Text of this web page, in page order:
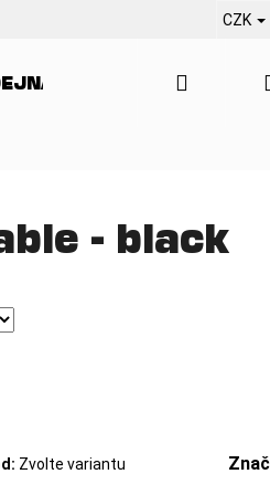
CZK
SERVISHledat
- black
Zvolte variantu